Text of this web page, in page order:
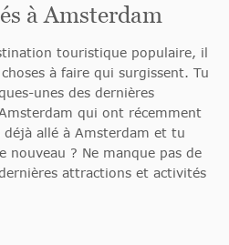
à Amsterdam
touristique populaire, il
à faire qui surgissent. Tu
unes des dernières
qui ont récemment
allé à Amsterdam et tu
nouveau ? Ne manque pas de
attractions et activités